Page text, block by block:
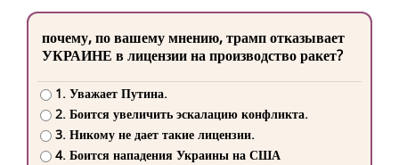
почему, по вашему мнению, трамп отказывает
УКРАИНЕ в лицензии на производство ракет?
1. Уважает Путина.
2. Боится увеличить эскалацию конфликта.
3. Никому не дает такие лицензии.
4. Боится нападения Украины на США